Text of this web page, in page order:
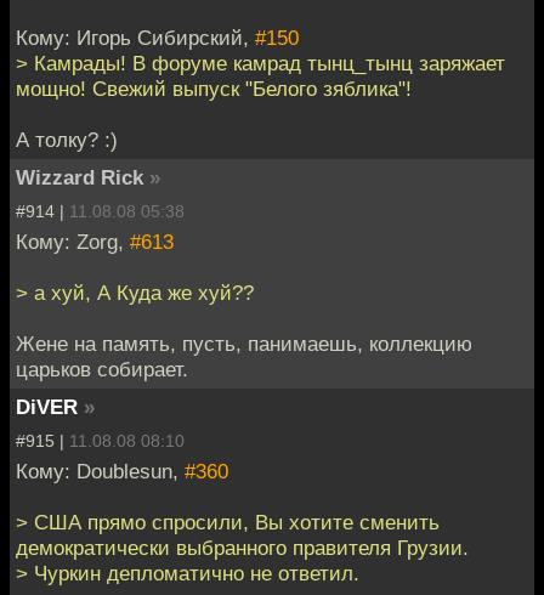
Кому: Игорь Сибирский, #150
> Камрады! В форуме камрад тынц_тынц заряжает
мощно! Свежий выпуск "Белого зяблика"!
А толку? :)
Wizzard Rick »
#914 | 11.08.08 05:38
Кому: Zorg, #613
> а хуй, А Куда же хуй??
Жене на память, пусть, панимаешь, коллекцию
царьков собирает.
DiVER »
#915 | 11.08.08 08:10
Кому: Doublesun, #360
> США прямо спросили, Вы хотите сменить
демократически выбранного правителя Грузии.
> Чуркин депломатично не ответил.